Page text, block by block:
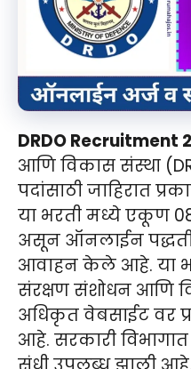
DRDO Recruitment
आणि विकास संस्था
पदांसाठी जाहिरात
या भरती मध्ये एकूण
असून ऑनलाईन
आवाहन केले आहे. या
संरक्षण संशोधन आणि
अधिकृत वेबसाईट वर
आहे. सरकारी